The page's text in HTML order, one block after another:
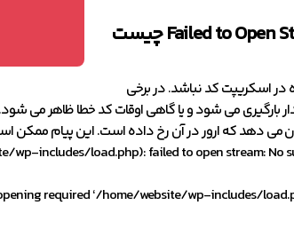
Failed to Openچیست
در اسکریپت کد نباشد. در برخی
wp-includes/load.php): failed to open stream:
required ‘/home/website/wp-includes/